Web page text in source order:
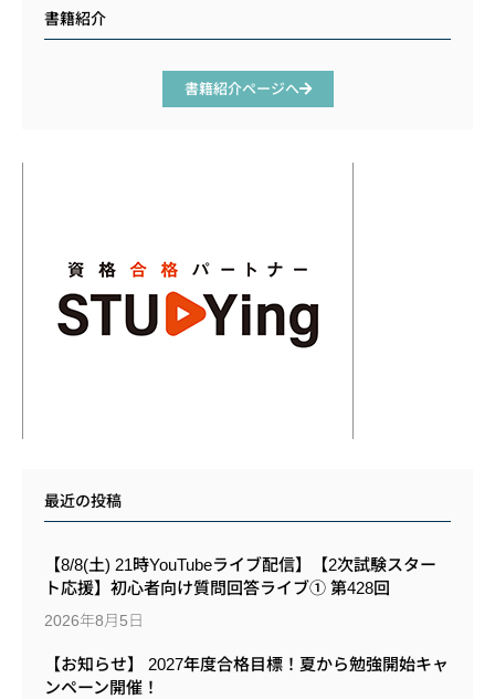
書籍紹介
書籍紹介ページへ
最近の投稿
【8/8(土) 21時YouTubeライブ配信】【2次試験スター
ト応援】初心者向け質問回答ライブ① 第428回
2026年8月5日
【お知らせ】 2027年度合格目標！夏から勉強開始キャ
ンペーン開催！